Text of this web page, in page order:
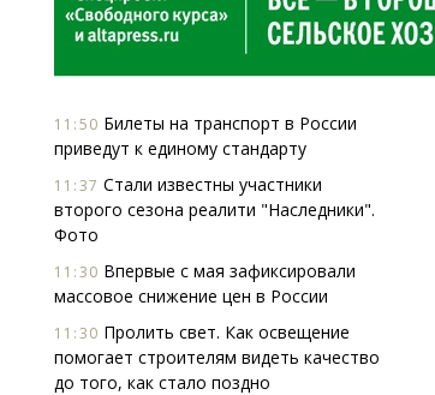
11:50 Билеты на транспорт в России
приведут к единому стандарту
11:37 Стали известны участники
второго сезона реалити "Наследники".
Фото
11:30 Впервые с мая зафиксировали
массовое снижение цен в России
11:30 Пролить свет. Как освещение
помогает строи­телям видеть качество
до того, как стало поздно